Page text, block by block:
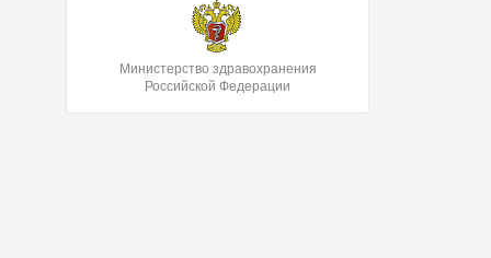
Министерство здравохранения
Российской Федерации